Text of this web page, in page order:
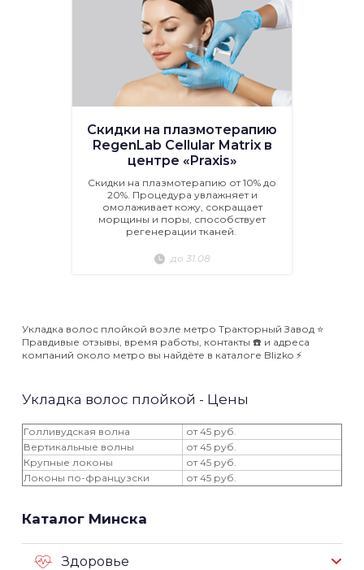
Скидки на плазмотерапию
RegenLab Cellular Matrix в
центре «Praxis»
Скидки на плазмотерапию от 10% до
20%. Процедура увлажняет и
омолаживает кожу, сокращает
морщины и поры, способствует
регенерации тканей.
до 31.08
Укладка волос плойкой возле метро Тракторный Завод ⭐️
Правдивые отзывы, время работы, контакты ☎️ и адреса
компаний около метро вы найдёте в каталоге Blizko ⚡️
Укладка волос плойкой - Цены
Голливудская волна
от 45 руб.
Вертикальные волны
от 45 руб.
Крупные локоны
от 45 руб.
Локоны по-французски
от 45 руб.
Каталог Минска
Здоровье